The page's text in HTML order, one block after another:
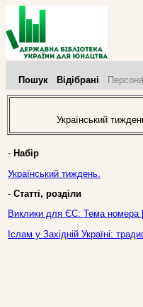
Пошук Відібрані
Український
- Набір
Український тиждень.
- Статті, розділи
Виклики для ЄС: Тема
Іслам у Західній Україні: